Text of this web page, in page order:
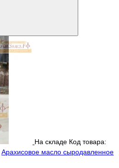
На складе Код товара:
Арахисовое масло сыродавленное